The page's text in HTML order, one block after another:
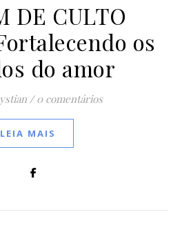
DE CULTO
os
do amor
/ 0 comentários
LEIA MAIS